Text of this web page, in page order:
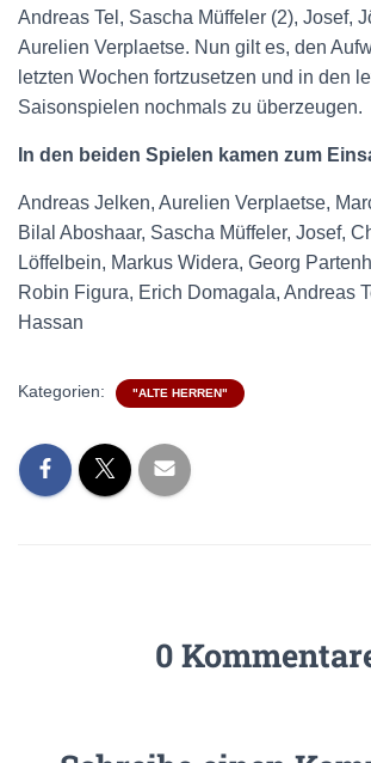
Andreas Tel, Sascha Müffeler (2), Josef,
Aurelien Verplaetse. Nun gilt es, den
letzten Wochen fortzusetzen und in den
Saisonspielen nochmals zu überzeugen.
In den beiden Spielen kamen zum
Andreas Jelken, Aurelien Verplaetse,
Bilal Aboshaar, Sascha Müffeler, Josef,
Löffelbein, Markus Widera, Georg
Robin Figura, Erich Domagala, Andreas
Hassan
Kategorien: "ALTE HERREN"
0